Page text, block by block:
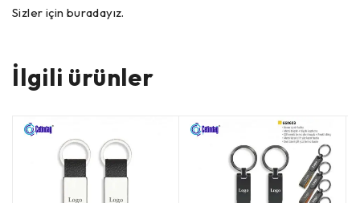
Sizler için buradayız.
İlgili ürünler